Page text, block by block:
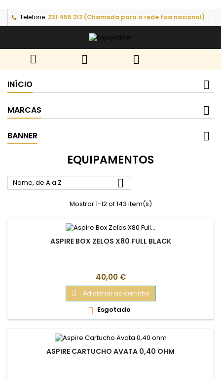
Telefone: 231 455 212 (Chamada para a rede fixa nacional)
  
INÍCIO
MARCAS
BANNER
EQUIPAMENTOS
Nome, de A a Z 
Mostrar 1-12 of 143 item(s)
ASPIRE BOX ZELOS X80 FULL BLACK
Preço
40,00 €
 Adicionar ao carrinho
 Esgotado
ASPIRE CARTUCHO AVATA 0,40 OHM